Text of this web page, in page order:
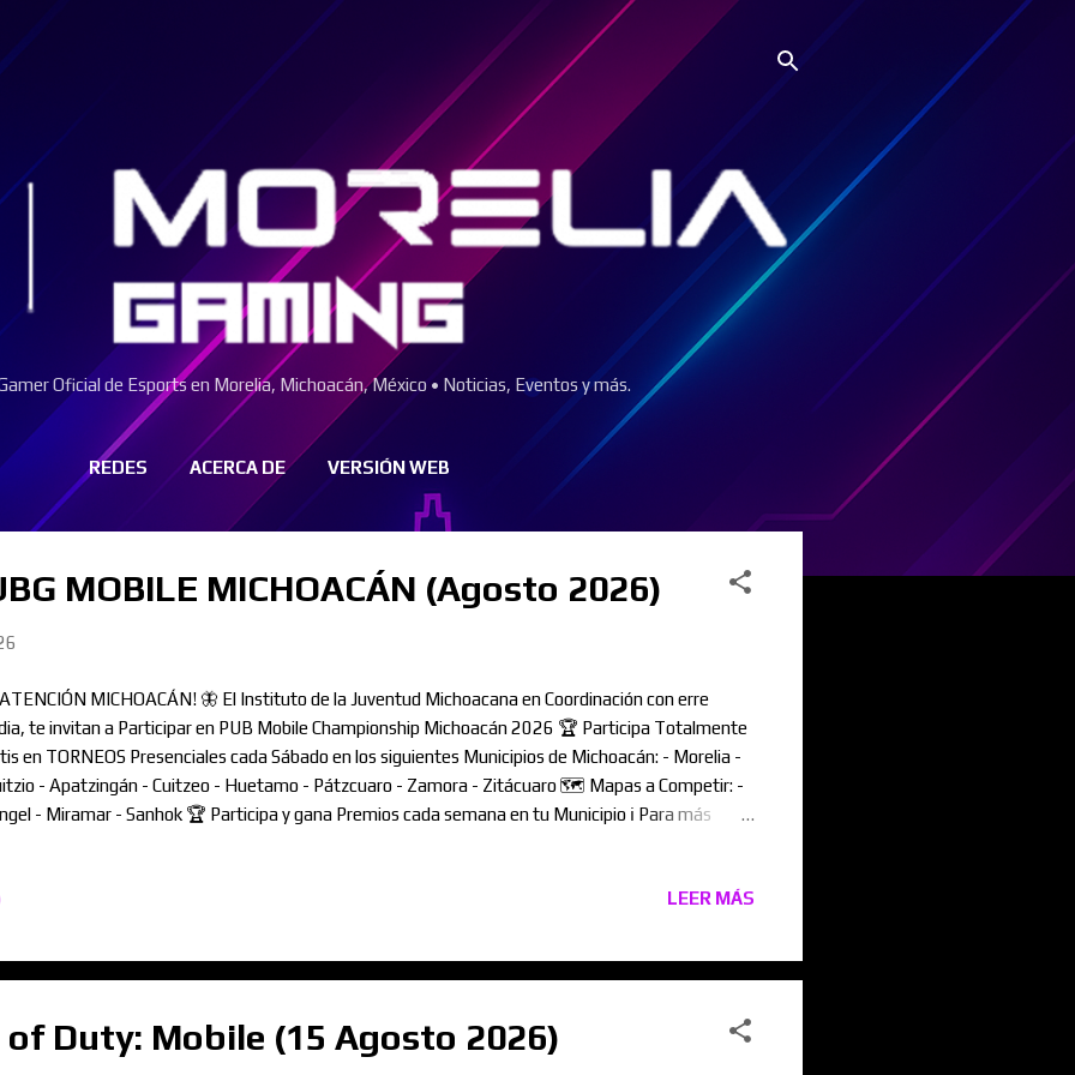
Ir al contenido principal
Oficial de Esports en Morelia, Michoacán, México • Noticias, Eventos y más.
REDES ACERCA DE VERSIÓN WEB
MOBILE MICHOACÁN (Agosto 2026)
MICHOACÁN! 🦋 El Instituto de la Juventud Michoacana en Coordinación con erre
te invitan a Participar en PUB Mobile Championship Michoacán 2026 🏆 Participa Totalmente
en TORNEOS Presenciales cada Sábado en los siguientes Municipios de Michoacán: - Morelia -
- Apatzingán - Cuitzeo - Huetamo - Pátzcuaro - Zamora - Zitácuaro 🗺️ Mapas a Competir: -
- Miramar - Sanhok 🏆 Participa y gana Premios cada semana en tu Municipio ℹ️ Para más
LEER MÁS
of Duty: Mobile (15 Agosto 2026)